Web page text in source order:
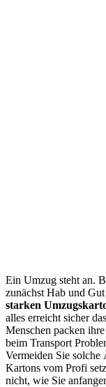
Ein Umzug steht an.
zunächst Hab und
starken
alles erreicht sicher
Menschen packen
beim Transport
Vermeiden Sie solche
Kartons vom Profi
nicht, wie Sie